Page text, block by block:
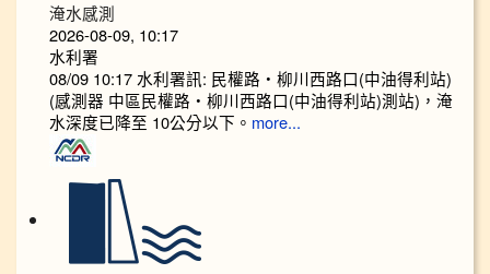
淹水感測
2026-08-09, 10:17
水利署
08/09 10:17 水利署訊: 民權路‧柳川西路口(中油得利站)
(感測器 中區民權路‧柳川西路口(中油得利站)測站)，淹
水深度已降至 10公分以下。​​ more...